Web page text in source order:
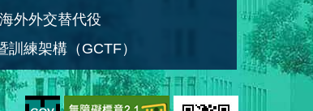
海外外交替代役
訓練架構（GCTF）